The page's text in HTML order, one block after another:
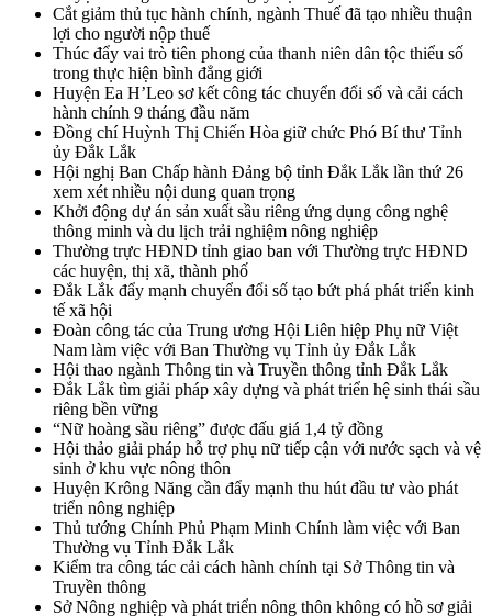
Cắt giảm thủ tục hành chính, ngành Thuế đã tạo nhiều thuận
lợi cho người nộp thuế
Thúc đẩy vai trò tiên phong của thanh niên dân tộc thiểu số
trong thực hiện bình đẳng giới
Huyện Ea H’Leo sơ kết công tác chuyển đổi số và cải cách
hành chính 9 tháng đầu năm
Đồng chí Huỳnh Thị Chiến Hòa giữ chức Phó Bí thư Tỉnh
ủy Đắk Lắk
Hội nghị Ban Chấp hành Đảng bộ tỉnh Đắk Lắk lần thứ 26
xem xét nhiều nội dung quan trọng
Khởi động dự án sản xuất sầu riêng ứng dụng công nghệ
thông minh và du lịch trải nghiệm nông nghiệp
Thường trực HĐND tỉnh giao ban với Thường trực HĐND
các huyện, thị xã, thành phố
Đắk Lắk đẩy mạnh chuyển đổi số tạo bứt phá phát triển kinh
tế xã hội
Đoàn công tác của Trung ương Hội Liên hiệp Phụ nữ Việt
Nam làm việc với Ban Thường vụ Tỉnh ủy Đắk Lắk
Hội thao ngành Thông tin và Truyền thông tỉnh Đắk Lắk
Đắk Lắk tìm giải pháp xây dựng và phát triển hệ sinh thái sầu
riêng bền vững
“Nữ hoàng sầu riêng” được đấu giá 1,4 tỷ đồng
Hội thảo giải pháp hỗ trợ phụ nữ tiếp cận với nước sạch và vệ
sinh ở khu vực nông thôn
Huyện Krông Năng cần đẩy mạnh thu hút đầu tư vào phát
triển nông nghiệp
Thủ tướng Chính Phủ Phạm Minh Chính làm việc với Ban
Thường vụ Tỉnh Đắk Lắk
Kiểm tra công tác cải cách hành chính tại Sở Thông tin và
Truyền thông
Sở Nông nghiệp và phát triển nông thôn không có hồ sơ giải